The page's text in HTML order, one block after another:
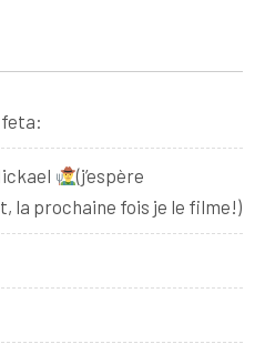
(j’espère
la prochaine fois je le filme!)